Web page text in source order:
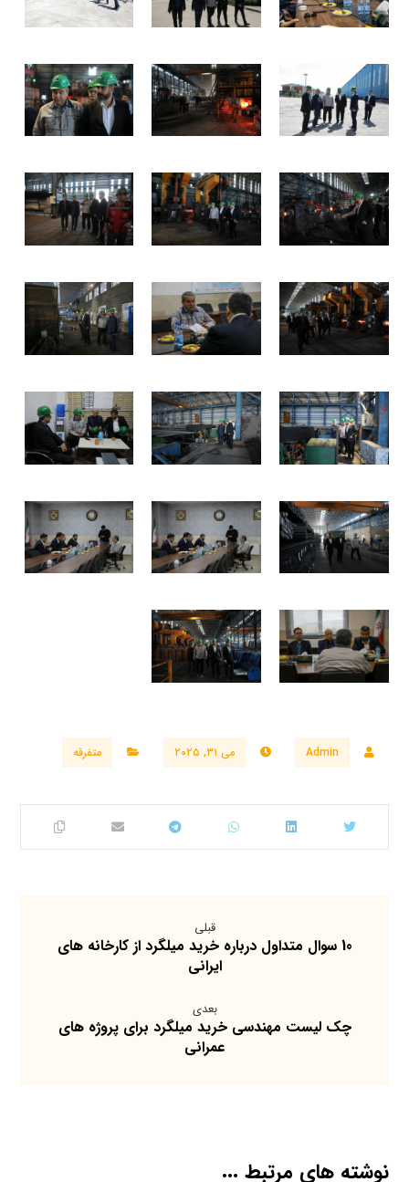
Admin می ۳۱, ۲۰۲۵ متفرقه
قبلی
10 سوال متداول درباره خرید میلگرد از کارخانه های
ایرانی
بعدی
چک لیست مهندسی خرید میلگرد برای پروژه های
عمرانی
نوشته های مرتبط ...